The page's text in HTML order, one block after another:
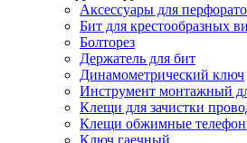
Аксессуары для
Бит для крестообразных
Болторез
Держатель для бит
Динамометрический ключ
Инструмент монтажный
Клещи для зачистки
Клещи обжимные
Ключ гаечный